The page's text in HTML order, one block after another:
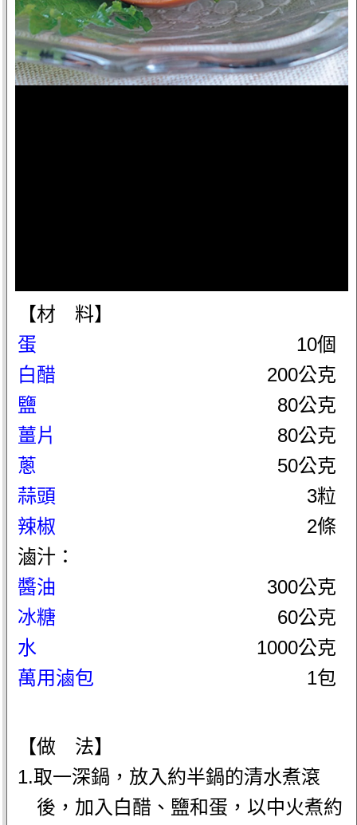
【材 料】
蛋
10個
白醋
200公克
鹽
80公克
薑片
80公克
蔥
50公克
蒜頭
3粒
辣椒
2條
滷汁：
醬油
300公克
冰糖
60公克
水
1000公克
萬用滷包
1包
【做 法】
1.取一深鍋，放入約半鍋的清水煮滾
後，加入白醋、鹽和蛋，以中火煮約